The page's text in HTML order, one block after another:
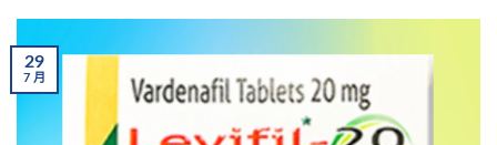
29
7月